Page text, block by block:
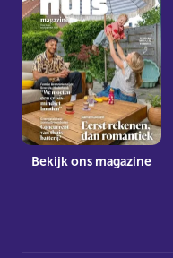
Bekijk ons magazine